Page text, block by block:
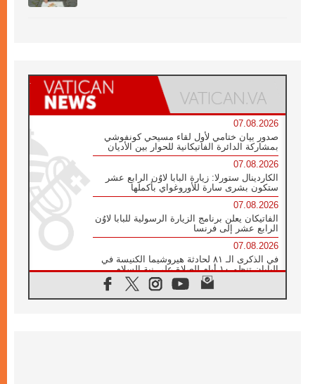
07.08.2026
صدور بيان ختامي لأول لقاء مسيحي كونفوشي
بمشاركة الدائرة الفاتيكانية للحوار بين الأديان
07.08.2026
الكاردينال ستورلا: زيارة البابا لاوُن الرابع عشر
ستكون بشرى سارة للأوروغواي بأكملها
07.08.2026
الفاتيكان يعلن برنامج الزيارة الرسولية للبابا لاوُن
الرابع عشر إلى فرنسا
07.08.2026
في الذكرى الـ ٨١ لحادثة هيروشيما الكنيسة في
اليابان تنظم ١٠ أيام للصلاة على نية السلام
الكنيسة في الأوروغواي: زيارة البابا ستعزز